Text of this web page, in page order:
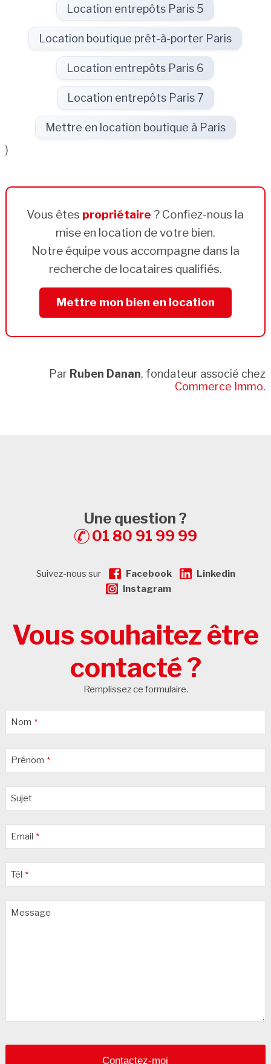
Location entrepôts Paris 5
Location boutique prêt-à-porter Paris
Location entrepôts Paris 6
Location entrepôts Paris 7
Mettre en location boutique à Paris
)
Vous êtes propriétaire ? Confiez-nous la
mise en location de votre bien.
Notre équipe vous accompagne dans la
recherche de locataires qualifiés.
Mettre mon bien en location
Par Ruben Danan, fondateur associé chez
Commerce Immo.
Une question ?
01 80 91 99 99
Suivez-nous sur Facebook
Linkedin
Instagram
Vous souhaitez être
contacté ?
Remplissez ce formulaire.
Nom *
Prénom *
Sujet
Email *
Tél *
Message
Contactez-moi